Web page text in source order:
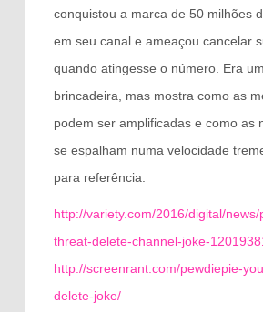
conquistou a marca de 50 milhões
em seu canal e ameaçou cancelar
quando atingesse o número. Era
brincadeira, mas mostra como as
podem ser amplificadas e como as
se espalham numa velocidade
para referência:
http://variety.com/2016/digital/news/
threat-delete-channel-joke-
http://screenrant.com/pewdiepie-
delete-joke/